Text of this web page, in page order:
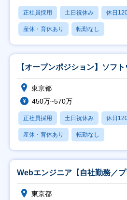
正社員採用 土日祝休み 休日
産休・育休あり 転勤なし
【オープンポジション】ソフ
東京都
450万~570万
正社員採用 土日祝休み 休日
産休・育休あり 転勤なし
Webエンジニア【自社勤務／プ
東京都